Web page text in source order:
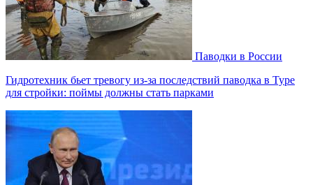
Паводки в России
Гидротехник бьет тревогу из-за последствий паводка в Туре
для стройки: поймы должны стать парками